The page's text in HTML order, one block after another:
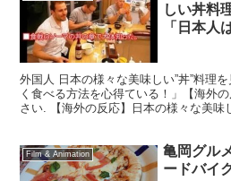
しい丼料
「日本人
外国人 日本の様々な美味しい”丼”料理
く食べる方法を心得ている！」【海外
さい. 【海外の反応】日本の様々な美味
Film & Animation
亀岡グル
ードバイ